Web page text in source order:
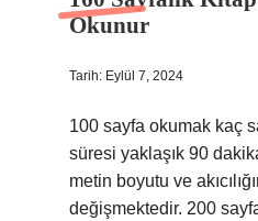
Okunur
Tarih: Eylül 7, 2024
100 sayfa okumak kaç
süresi yaklaşık 90
metin boyutu ve
değişmektedir. 200